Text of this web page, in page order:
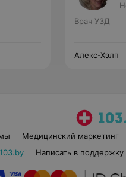
Врач УЗД
Алекс-Хэлп
Медицинский маркетинг
Написать в поддержку